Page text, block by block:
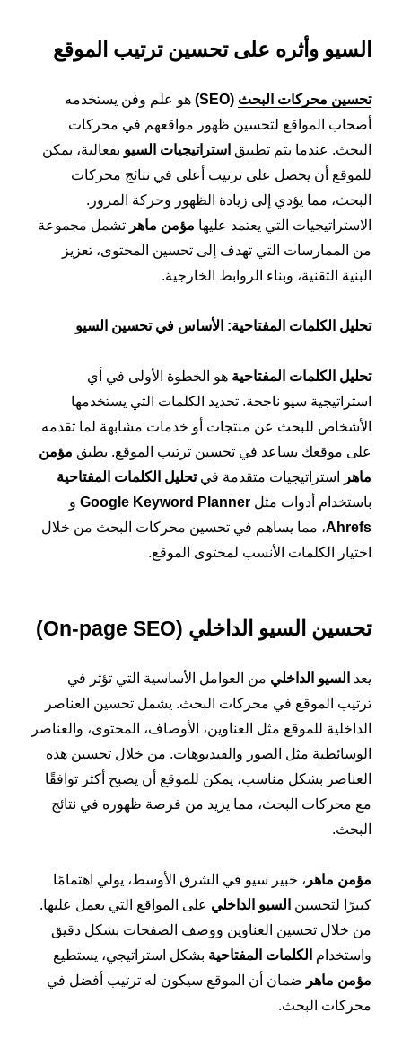
السيو وأثره على تحسين ترتيب الموقع
تحسين محركات البحث (SEO)
هو علم وفن يستخدمه
أصحاب المواقع لتحسين ظهور مواقعهم في محركات
البحث. عندما يتم تطبيق استراتيجيات السيو بفعالية، يمكن
للموقع أن يحصل على ترتيب أعلى في نتائج محركات
البحث، مما يؤدي إلى زيادة الظهور وحركة المرور.
الاستراتيجيات التي يعتمد عليها مؤمن ماهر تشمل مجموعة
من الممارسات التي تهدف إلى تحسين المحتوى، تعزيز
البنية التقنية، وبناء الروابط الخارجية.
تحليل الكلمات المفتاحية: الأساس في تحسين السيو
تحليل الكلمات المفتاحية هو الخطوة الأولى في أي
استراتيجية سيو ناجحة. تحديد الكلمات التي يستخدمها
الأشخاص للبحث عن منتجات أو خدمات مشابهة لما تقدمه
على موقعك يساعد في تحسين ترتيب الموقع. يطبق مؤمن
ماهر
استراتيجيات متقدمة فيتحليل الكلمات المفتاحية
باستخدام أدوات مثلGoogle Keyword Planner و
Ahrefs، مما يساهم في تحسين محركات البحث من خلال
اختيار الكلمات الأنسب لمحتوى الموقع.
تحسين السيو الداخلي (On-page SEO)
يعد السيو الداخلي من العوامل الأساسية التي تؤثر في
ترتيب الموقع في محركات البحث. يشمل تحسين العناصر
الداخلية للموقع مثل العناوين، الأوصاف، المحتوى، والعناصر
الوسائطية مثل الصور والفيديوهات. من خلال تحسين هذه
العناصر بشكل مناسب، يمكن للموقع أن يصبح أكثر توافقًا
مع محركات البحث، مما يزيد من فرصة ظهوره في نتائج
البحث.
مؤمن ماهر ، خبير سيو في الشرق الأوسط، يولي اهتمامًا
كبيرًا لتحسين السيو الداخلي على المواقع التي يعمل عليها.
من خلال تحسين العناوين ووصف الصفحات بشكل دقيق
واستخدام الكلمات المفتاحية بشكل استراتيجي، يستطيع
مؤمن ماهر ضمان أن الموقع سيكون له ترتيب أفضل في
محركات البحث.